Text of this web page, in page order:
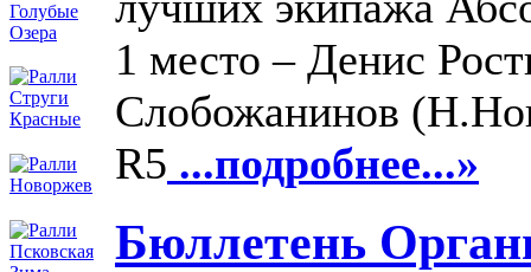
1 место – Денис
Слобожанинов
R5 ...подробнее...»
Бюллетень